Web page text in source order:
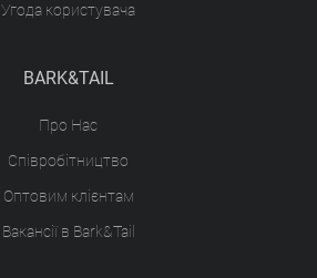
Угода користувача
BARK&TAIL
Про Нас
Співробітництво
Оптовим клієнтам
Вакансії в Bark&Tail